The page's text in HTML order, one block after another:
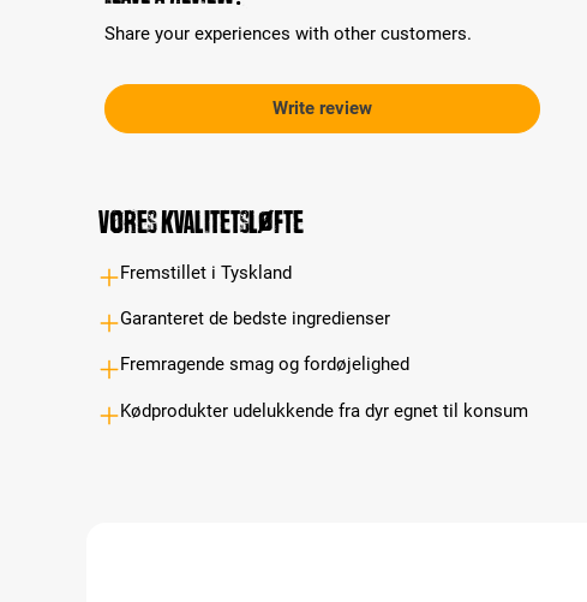
Share your experiences with other customers.
Write review
Vores kvalitetsløfte
Fremstillet i Tyskland
Garanteret de bedste ingredienser
Fremragende smag og fordøjelighed
Kødprodukter udelukkende fra dyr egnet til konsum